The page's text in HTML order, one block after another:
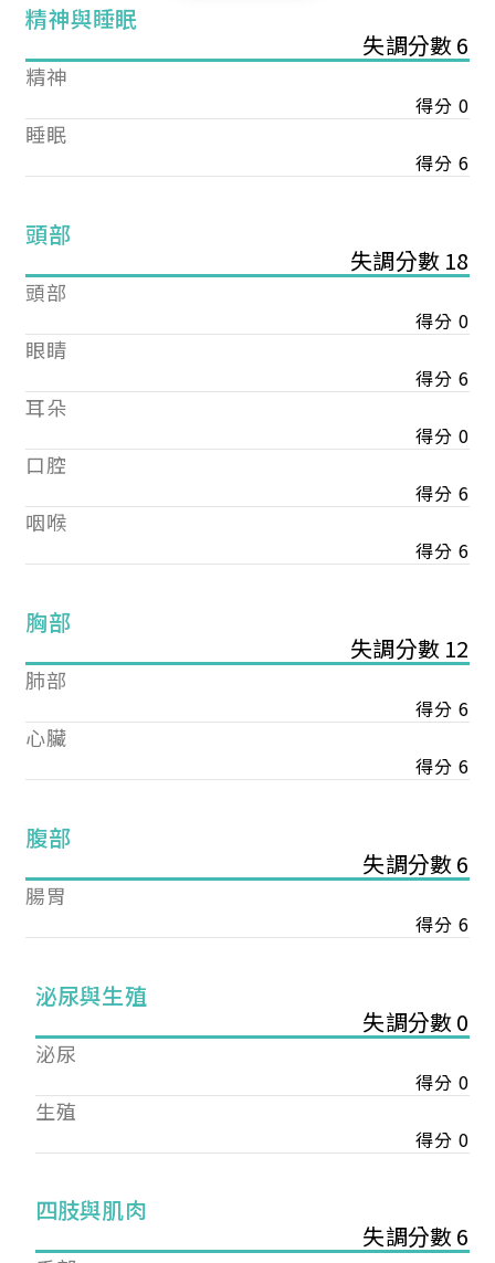
精神與睡眠
失調分數 6
精神
得分 0
睡眠
得分 6
頭部
失調分數 18
頭部
得分 0
眼睛
得分 6
耳朵
得分 0
口腔
得分 6
咽喉
得分 6
胸部
失調分數 12
肺部
得分 6
心臟
得分 6
腹部
失調分數 6
腸胃
得分 6
泌尿與生殖
失調分數 0
泌尿
得分 0
生殖
得分 0
四肢與肌肉
失調分數 6
您已成功送出會員申請
您好，您的會員申請，已成功送出，經本協會理事